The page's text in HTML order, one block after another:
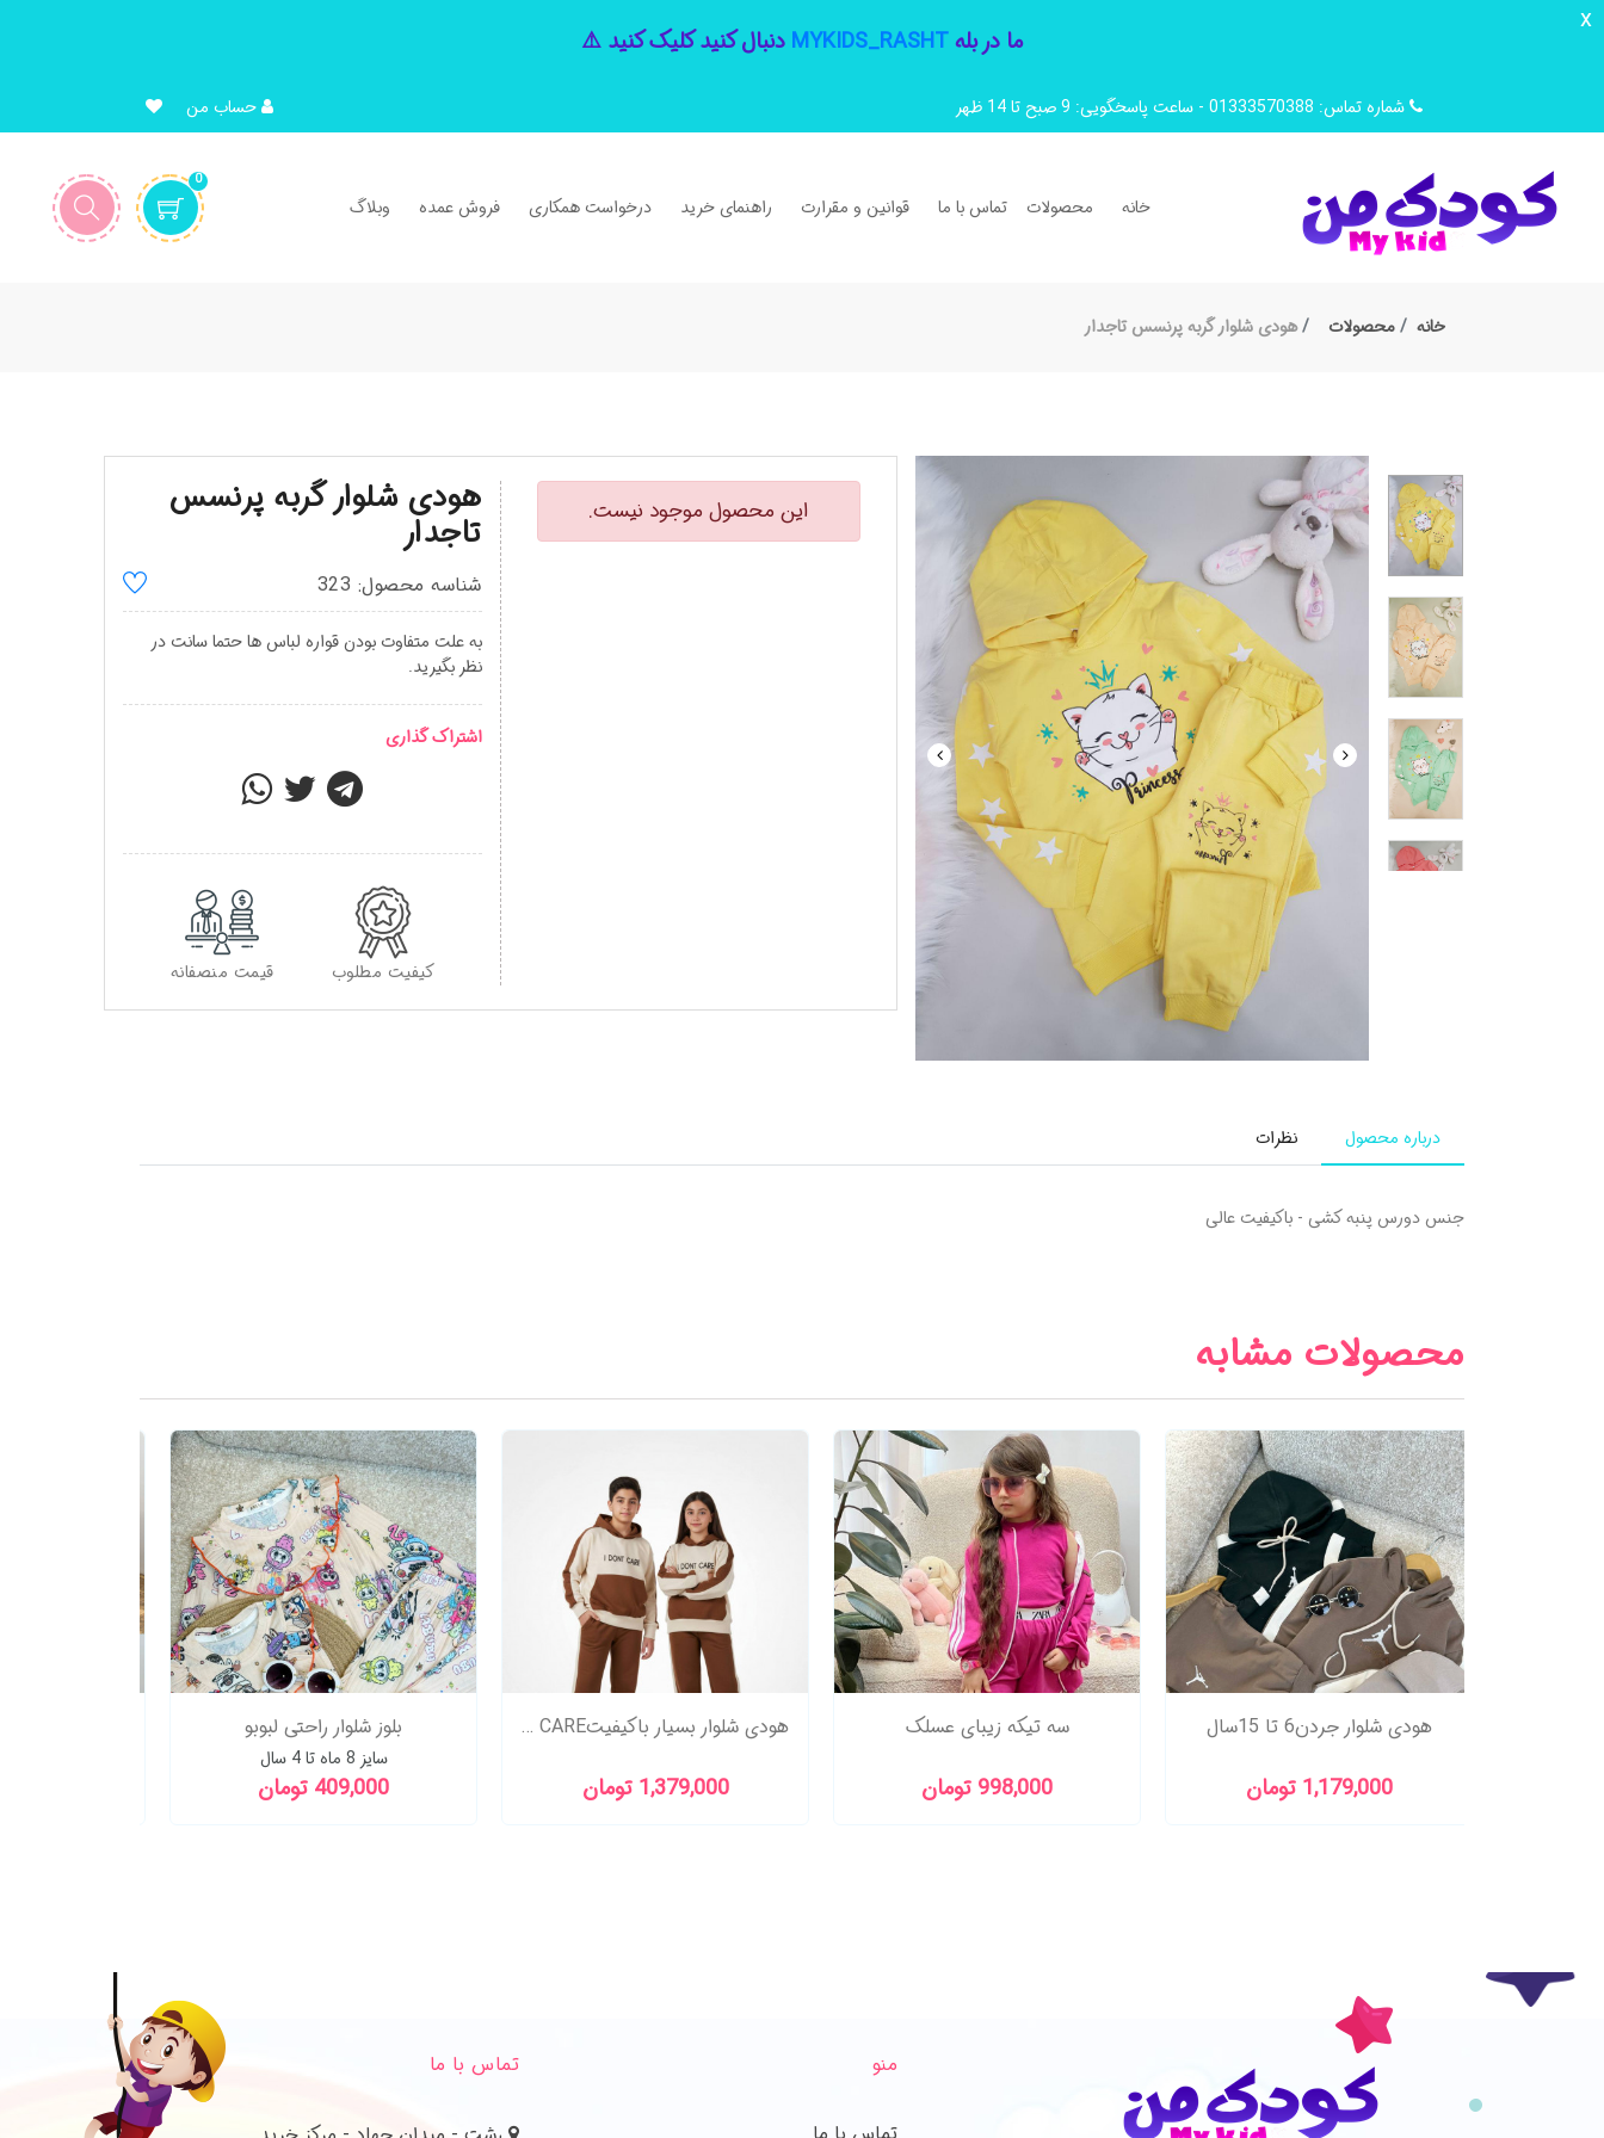
ما در بلهMYKIDS_RASHT دنبال کنید کلیک کنید ⚠️
x
حساب من شماره تماس: 01333570388 - ساعت پاسخگویی: 9 صبح تا 14 ظهر
0
خانه محصولات تماس با ما قوانین و مقرارت راهنمای خرید درخواست همکاری فروش عمده وبلاگ
خانه محصولات هودی شلوار گربه پرنسس تاجدار
این محصول موجود نیست. هودی شلوار گربه پرنسس
تاجدار
شناسه محصول: 323
به علت متفاوت بودن قواره لباس ها حتما سانت در
نظر بگیرید.
اشتراک گذاری
قیمت منصفانه کیفیت مطلوب
درباره محصول نظرات
جنس دورس پنبه کشی - باکیفیت عالی
محصولات مشابه
1,379,000 تومان
سه تیکه زیبای عسلک
998,000 تومان
هودی شلوار جردن6 تا 15سال
1,179,000 تومان
شومیز شلوار مجلسی شیک آیریک
989,000 تومان
منو تماس با ما